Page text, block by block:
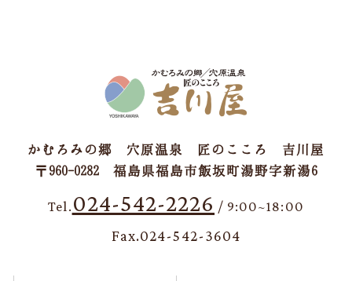
かむろみの郷 穴原温泉 匠のこころ 吉川屋
〒960-0282 福島県福島市飯坂町湯野字新湯6
Tel. 024-542-2226 / 9:00~18:00
Fax.024-542-3604